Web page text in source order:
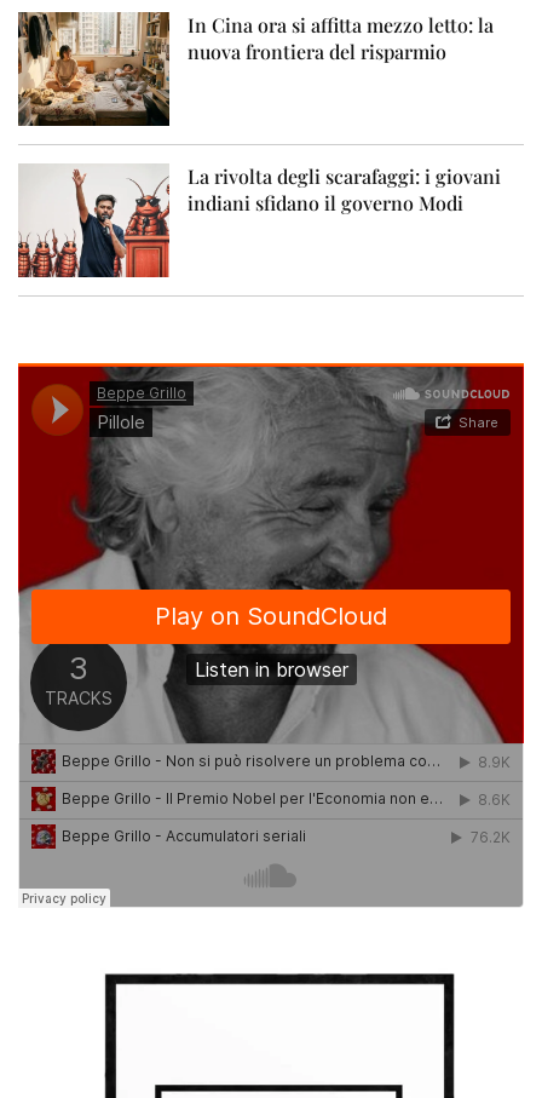
In Cina ora si affitta mezzo letto: la
nuova frontiera del risparmio
La rivolta degli scarafaggi: i giovani
indiani sfidano il governo Modi